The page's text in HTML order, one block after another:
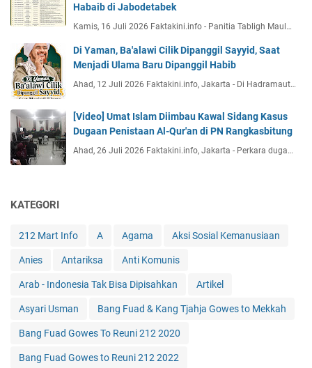
Habaib di Jabodetabek
Kamis, 16 Juli 2026 Faktakini.info - Panitia Tabligh Maul…
Di Yaman, Ba'alawi Cilik Dipanggil Sayyid, Saat
Menjadi Ulama Baru Dipanggil Habib
Ahad, 12 Juli 2026 Faktakini.info, Jakarta - Di Hadramaut…
[Video] Umat Islam Diimbau Kawal Sidang Kasus
Dugaan Penistaan Al-Qur'an di PN Rangkasbitung
Ahad, 26 Juli 2026 Faktakini.info, Jakarta - Perkara duga…
KATEGORI
212 Mart Info A Agama Aksi Sosial Kemanusiaan
Anies Antariksa Anti Komunis
Arab - Indonesia Tak Bisa Dipisahkan Artikel
Asyari Usman Bang Fuad & Kang Tjahja Gowes to Mekkah
Bang Fuad Gowes To Reuni 212 2020
Bang Fuad Gowes to Reuni 212 2022